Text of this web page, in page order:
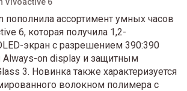
пополнила ассортимент умных часов
6, которая получила 1,2-
экран с разрешением 390:390
on display и защитным
3. Новинка также характеризуется
волокном полимера с